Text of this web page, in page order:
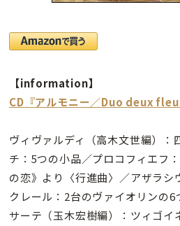
【information】
CD『アルモニー／Duo deux
ヴィヴァルディ（高木文世編）：
チ：5つの小品／プロコフィエフ
の恋》より〈行進曲〉／アザラシ
クレール：2台のヴァイオリンの
サーテ（玉木宏樹編）：ツィゴイ